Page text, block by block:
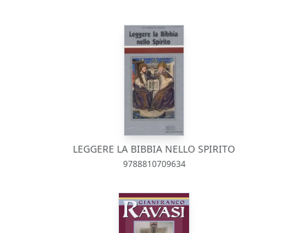
LEGGERE LA BIBBIA NELLO SPIRITO
9788810709634